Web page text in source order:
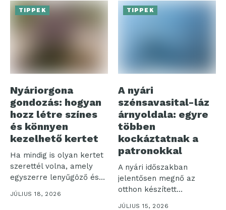
TIPPEK
Nyáriorgona
gondozás: hogyan
hozz létre színes
és könnyen
kezelhető kertet
Ha mindig is olyan kertet
szerettél volna, amely
egyszerre lenyűgöző és
JÚLIUS 18, 2026
TIPPEK
A nyári
szénsavasital-láz
árnyoldala: egyre
többen
kockáztatnak a
patronokkal
A nyári időszakban
jelentősen megnő az
otthon készített
JÚLIUS 15, 2026